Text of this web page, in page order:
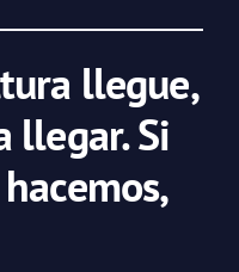
llegue,
llegar. Si